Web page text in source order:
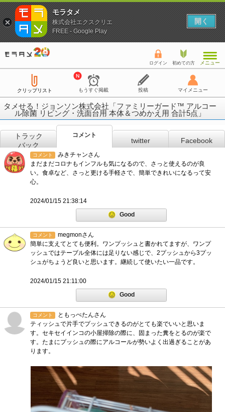
ログイン 初めての方 メニュー
クリップリスト もうすぐ掲載 投稿 マイメニュー
タメせる！ジョンソン株式会社「ファミリーガード™ アルコー
ル除菌 リビング・洗面台用 本体＆つめかえ用 合計5点」
トラック
バック
コメント
twitter Facebook
コメント
みきチャンさん
まだまだコロナもインフルも気になるので、さっと使えるのが良
い。食卓など、さっと更ける手軽さで、簡単できれいになるって安
心。
2024/01/15 21:38:14
Good
コメント
megmonさん
簡単に支えてとても便利。ワンプッシュと書かれてますが、ワンプ
ッシュではテーブル全体には足りない感じで、2プッシュから3プッ
シュがちょうど良いと思います。継続して使いたい一品です。
2024/01/15 21:11:00
Good
コメント
ともっぺたんさん
ティッシュで片手でプッシュできるのがとても楽でいいと思いま
す。セキセイインコの小屋掃除の際に、固まった糞をとるのが楽で
す。たまにプッシュの際にアルコールが勢いよく出過ぎることがあ
ります。
モラタメ
株式会社エクスクリエ
FREE - Google Play
開く